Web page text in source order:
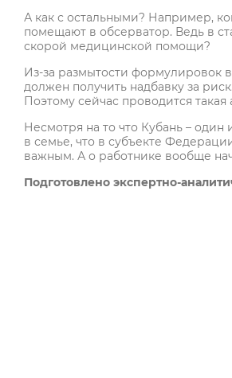
А как с остальными? Например,
помещают в обсерватор. Ведь в
скорой медицинской помощи?
Из-за размытости формулировок
должен получить надбавку за
Поэтому сейчас проводится
Несмотря на то что Кубань – один
в семье, что в субъекте
важным. А о работнике вообще
Подготовлено экспертно-